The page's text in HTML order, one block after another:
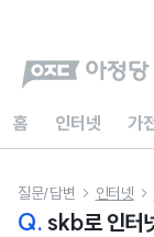
홈 인터넷 가
질문/답변  인터넷 
Q. skb로 인터